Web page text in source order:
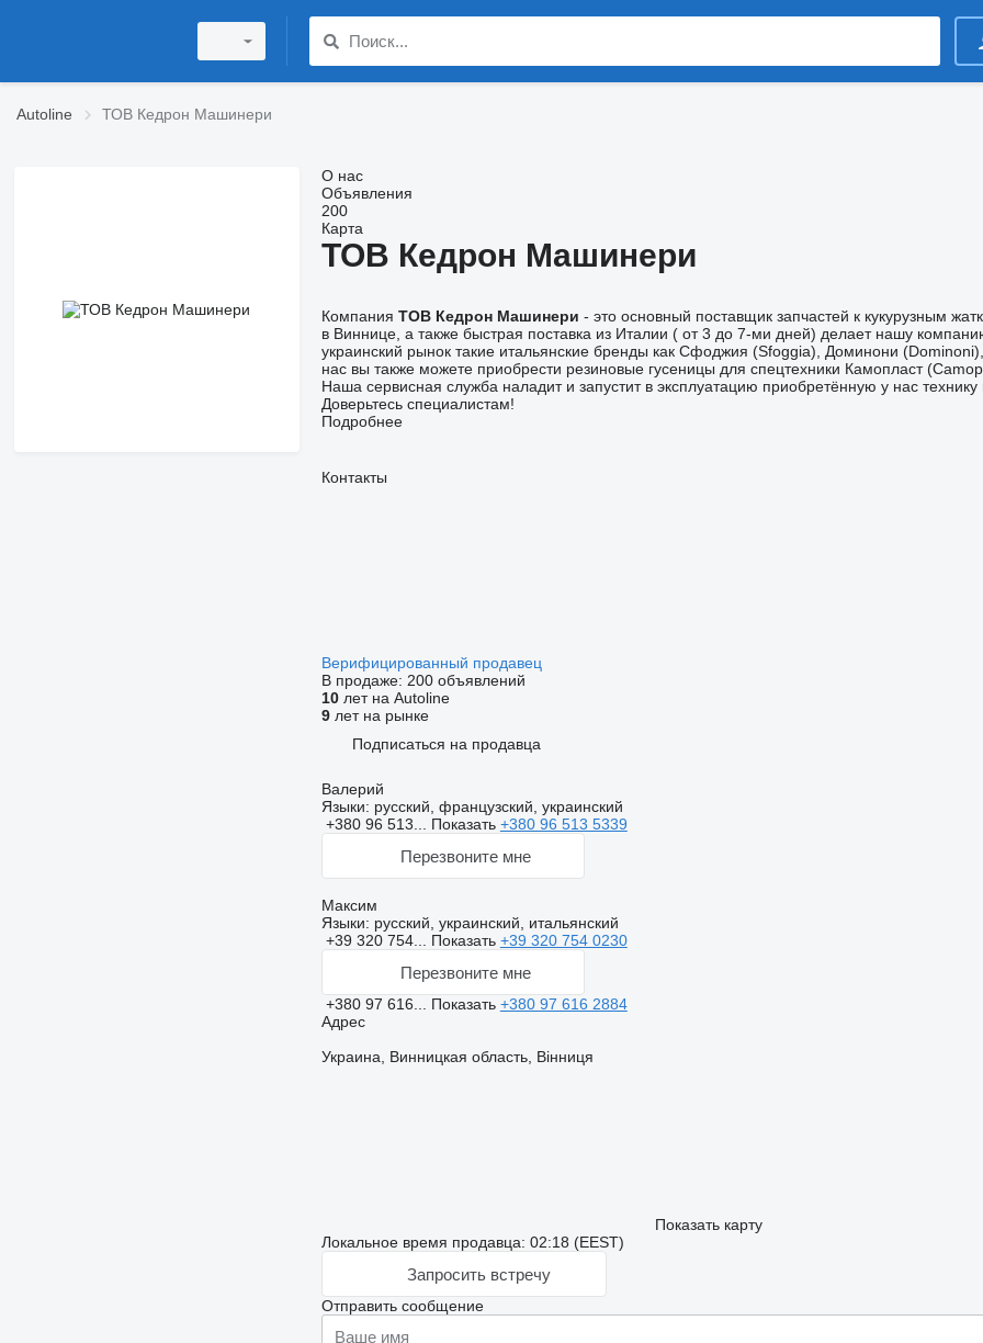
Autoline ТОВ Кедрон Машинери
О нас
Объявления
200
Карта
ТОВ Кедрон Машинери
Компания ТОВ Кедрон Машинери - это основный поставщик запчастей к кукурузным
в Виннице, а также быстрая поставка из Италии ( от 3 до 7-ми дней) делает нашу
украинский рынок такие итальянские бренды как Сфоджия (Sfoggia), Доминони
нас вы также можете приобрести резиновые гусеницы для спецтехники Камопласт
Наша сервисная служба наладит и запустит в эксплуатацию приобретённую у нас
Доверьтесь специалистам!
Подробнее
Контакты
Верифицированный продавец
В продаже: 200 объявлений
10лет на Autoline
9лет на рынке
Подписаться на продавца
Валерий
Языки: русский, французский, украинский
+380 96 513... Показать +380 96 513 5339
Перезвоните мне
Максим
Языки: русский, украинский, итальянский
+39 320 754... Показать +39 320 754 0230
Перезвоните мне
+380 97 616... Показать +380 97 616 2884
Адрес
Украина, Винницкая область, Вінниця
Показать карту
Локальное время продавца: 02:18 (EEST)
Запросить встречу
Отправить сообщение